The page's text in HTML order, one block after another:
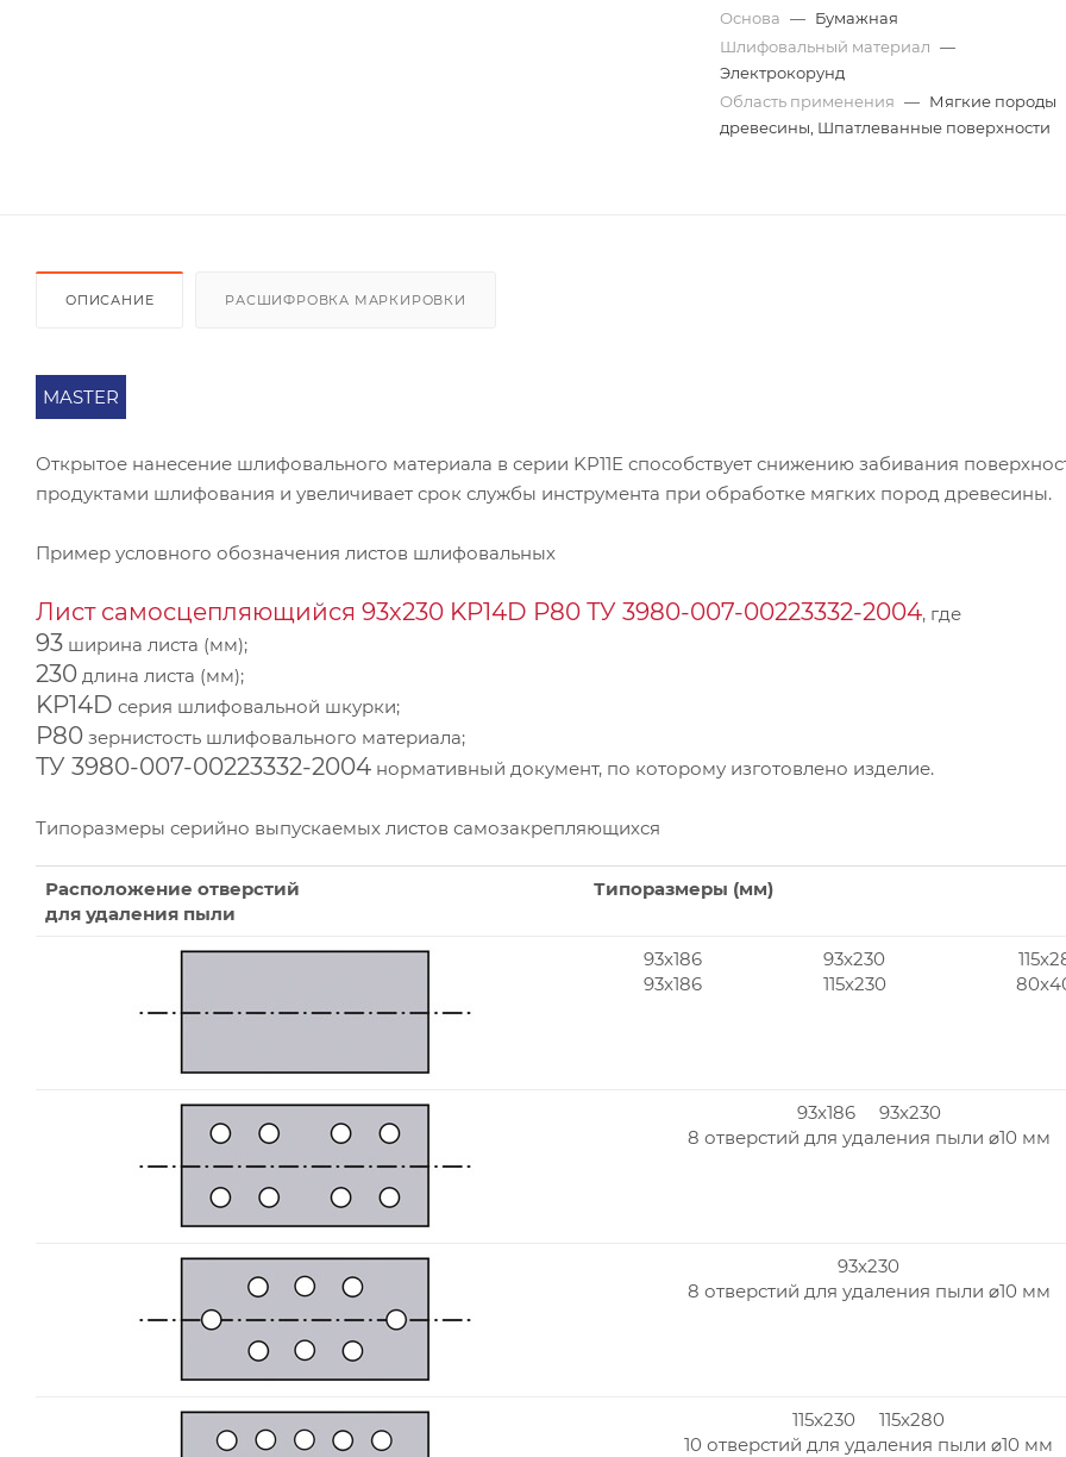
Основа — Бумажная
Шлифовальный материал —
Электрокорунд
Область применения — Мягкие породы
древесины, Шпатлеванные поверхности
ОПИСАНИЕ РАСШИФРОВКА МАРКИРОВКИ
MASTER
Открытое нанесение шлифовального материала в серии KP11E способствует снижению забивания
продуктами шлифования и увеличивает срок службы инструмента при обработке мягких пород древесины.
Пример условного обозначения листов шлифовальных
Лист самосцепляющийся 93х230 KP14D Р80 ТУ 3980-007-00223332-2004, где
93 ширина листа (мм);
230 длина листа (мм);
KP14D серия шлифовальной шкурки;
Р80 зернистость шлифовального материала;
ТУ 3980-007-00223332-2004 нормативный документ, по которому изготовлено изделие.
Типоразмеры серийно выпускаемых листов самозакрепляющихся
Расположение отверстий
для удаления пыли
Типоразмеры (мм)
93x186
93x186
93x230
115x230
93x186 93x230
8 отверстий для удаления пыли ⌀10 мм
93x230
8 отверстий для удаления пыли ⌀10 мм
115x230 115x280
10 отверстий для удаления пыли ⌀10 мм